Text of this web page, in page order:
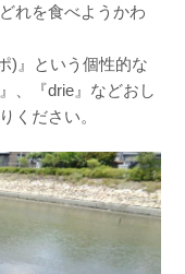
れを食べようかわ
)』という個性的な
、『drie』などおし
ください。